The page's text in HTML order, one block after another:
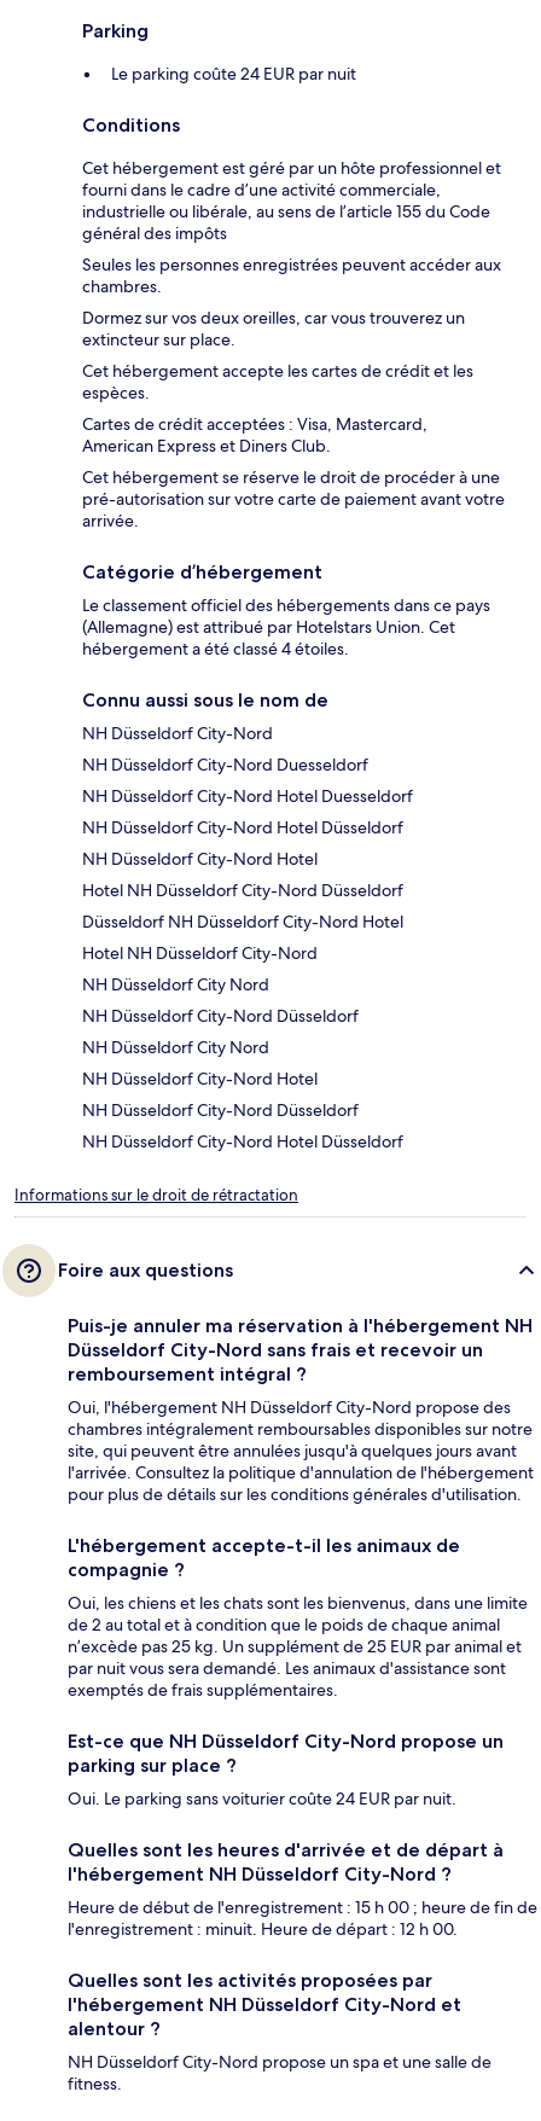
Parking
Le parking coûte 24 EUR par nuit
Conditions
Cet hébergement est géré par un hôte professionnel et
fourni dans le cadre d’une activité commerciale,
industrielle ou libérale, au sens de l’article 155 du Code
général des impôts
Seules les personnes enregistrées peuvent accéder aux
chambres.
Dormez sur vos deux oreilles, car vous trouverez un
extincteur sur place.
Cet hébergement accepte les cartes de crédit et les
espèces.
Cartes de crédit acceptées : Visa, Mastercard,
American Express et Diners Club.
Cet hébergement se réserve le droit de procéder à une
pré-autorisation sur votre carte de paiement avant votre
arrivée.
Catégorie d’hébergement
Le classement officiel des hébergements dans ce pays
(Allemagne) est attribué par Hotelstars Union. Cet
hébergement a été classé 4 étoiles.
Connu aussi sous le nom de
NH Düsseldorf City-Nord
NH Düsseldorf City-Nord Duesseldorf
NH Düsseldorf City-Nord Hotel Duesseldorf
NH Düsseldorf City-Nord Hotel Düsseldorf
NH Düsseldorf City-Nord Hotel
Hotel NH Düsseldorf City-Nord Düsseldorf
Düsseldorf NH Düsseldorf City-Nord Hotel
Hotel NH Düsseldorf City-Nord
NH Düsseldorf City Nord
NH Düsseldorf City-Nord Düsseldorf
NH Düsseldorf City Nord
NH Düsseldorf City-Nord Hotel
NH Düsseldorf City-Nord Düsseldorf
NH Düsseldorf City-Nord Hotel Düsseldorf
Informations sur le droit de rétractation
Foire aux questions
Puis-je annuler ma réservation à l'hébergement NH
Düsseldorf City-Nord sans frais et recevoir un
remboursement intégral ?
Oui, l'hébergement NH Düsseldorf City-Nord propose des
chambres intégralement remboursables disponibles sur notre
site, qui peuvent être annulées jusqu'à quelques jours avant
l'arrivée. Consultez la politique d'annulation de l'hébergement
pour plus de détails sur les conditions générales d'utilisation.
L'hébergement accepte-t-il les animaux de
compagnie ?
Oui, les chiens et les chats sont les bienvenus, dans une limite
de 2 au total et à condition que le poids de chaque animal
n’excède pas 25 kg. Un supplément de 25 EUR par animal et
par nuit vous sera demandé. Les animaux d'assistance sont
exemptés de frais supplémentaires.
Est-ce que NH Düsseldorf City-Nord propose un
parking sur place ?
Oui. Le parking sans voiturier coûte 24 EUR par nuit.
Quelles sont les heures d'arrivée et de départ à
l'hébergement NH Düsseldorf City-Nord ?
Heure de début de l'enregistrement : 15 h 00 ; heure de fin de
l'enregistrement : minuit. Heure de départ : 12 h 00.
Quelles sont les activités proposées par
l'hébergement NH Düsseldorf City-Nord et
alentour ?
NH Düsseldorf City-Nord propose un spa et une salle de
fitness.